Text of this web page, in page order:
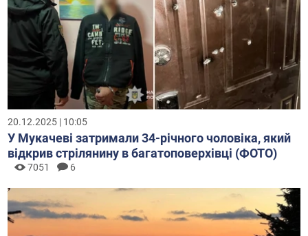
20.12.2025 | 10:05
У Мукачеві затримали 34-річного чоловіка, який
відкрив стрілянину в багатоповерхівці (ФОТО)
7051 6